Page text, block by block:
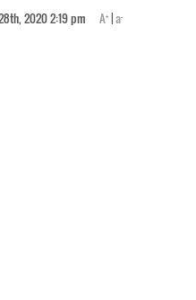
2020 2:19 pm A+ |a-